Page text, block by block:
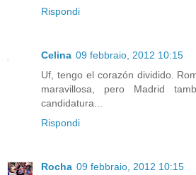
Rispondi
Celina 09 febbraio, 2012 10:15
Uf, tengo el corazón dividido.
maravillosa, pero Madrid
candidatura...
Rispondi
Rocha 09 febbraio, 2012 10:15